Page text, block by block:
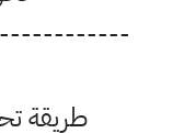
طريقة